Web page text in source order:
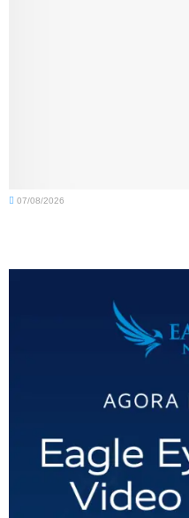
07/08/2026